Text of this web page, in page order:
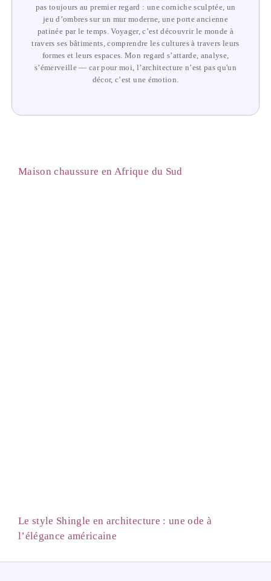
pas toujours au premier regard : une corniche sculptée, un
jeu d’ombres sur un mur moderne, une porte ancienne
patinée par le temps. Voyager, c’est découvrir le monde à
travers ses bâtiments, comprendre les cultures à travers leurs
formes et leurs espaces. Mon regard s’attarde, analyse,
s’émerveille — car pour moi, l’architecture n’est pas qu'un
décor, c’est une émotion.
Maison chaussure en Afrique du Sud
Le style Shingle en architecture : une ode à
l’élégance américaine